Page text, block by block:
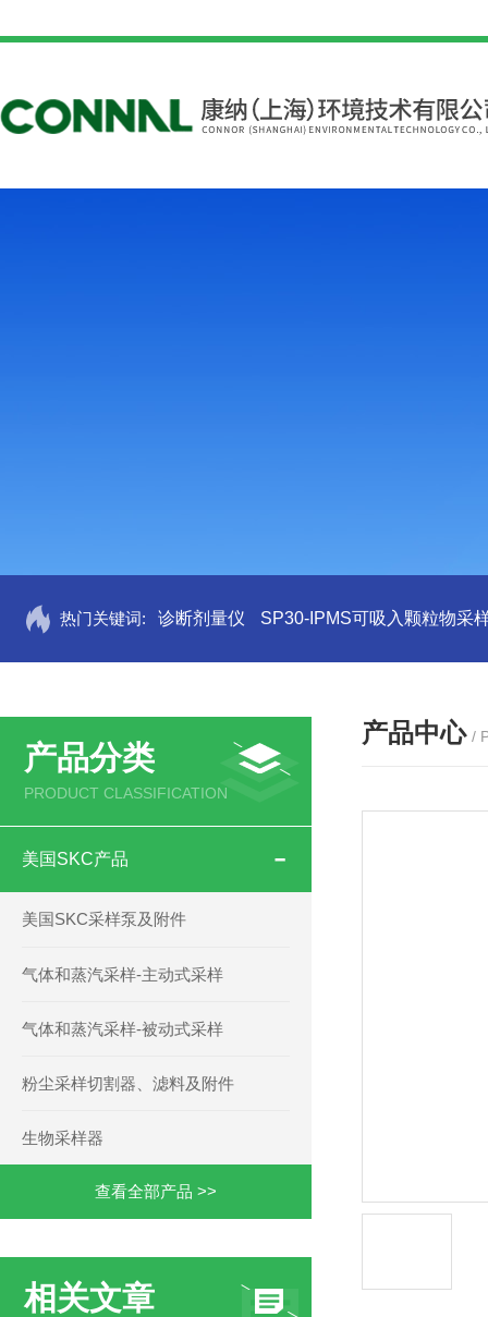
热门关键词: 诊断剂量仪 SP30-IPMS可吸入颗粒物采
产品分类
PRODUCT CLASSIFICATION
美国SKC产品
美国SKC采样泵及附件
气体和蒸汽采样-主动式采样
气体和蒸汽采样-被动式采样
粉尘采样切割器、滤料及附件
生物采样器
查看全部产品 >>
相关文章
产品中心 /